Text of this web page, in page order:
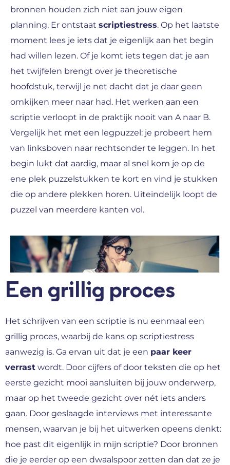
bronnen houden zich niet aan jouw eigen
planning. Er ontstaat scriptiestress. Op het laatste
moment lees je iets dat je eigenlijk aan het begin
had willen lezen. Of je komt iets tegen dat je aan
het twijfelen brengt over je theoretische
hoofdstuk, terwijl je net dacht dat je daar geen
omkijken meer naar had. Het werken aan een
scriptie verloopt in de praktijk nooit van A naar B.
Vergelijk het met een legpuzzel: je probeert hem
van linksboven naar rechtsonder te leggen. In het
begin lukt dat aardig, maar al snel kom je op de
ene plek puzzelstukken te kort en vind je stukken
die op andere plekken horen. Uiteindelijk loopt de
puzzel van meerdere kanten vol.
Een grillig proces
Het schrijven van een scriptie is nu eenmaal een
grillig proces, waarbij de kans op scriptiestress
aanwezig is. Ga ervan uit dat je een paar keer
verrast wordt. Door cijfers of door teksten die op het
eerste gezicht mooi aansluiten bij jouw onderwerp,
maar op het tweede gezicht over nét iets anders
gaan. Door geslaagde interviews met interessante
mensen, waarvan je bij het uitwerken opeens denkt:
hoe past dit eigenlijk in mijn scriptie? Door bronnen
die je eerder op een dwaalspoor zetten dan dat ze je